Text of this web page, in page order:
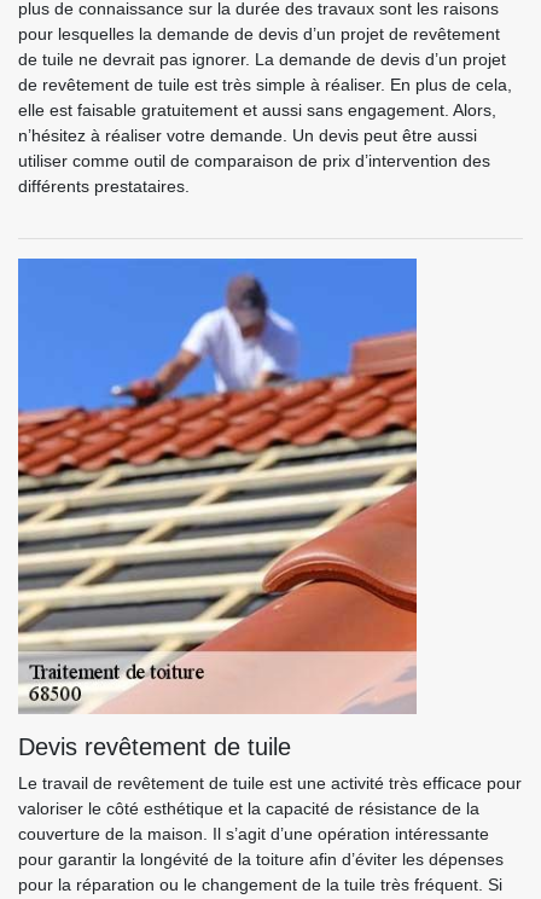
plus de connaissance sur la durée des travaux sont les raisons
pour lesquelles la demande de devis d’un projet de revêtement
de tuile ne devrait pas ignorer. La demande de devis d’un projet
de revêtement de tuile est très simple à réaliser. En plus de cela,
elle est faisable gratuitement et aussi sans engagement. Alors,
n’hésitez à réaliser votre demande. Un devis peut être aussi
utiliser comme outil de comparaison de prix d’intervention des
différents prestataires.
Devis revêtement de tuile
Le travail de revêtement de tuile est une activité très efficace pour
valoriser le côté esthétique et la capacité de résistance de la
couverture de la maison. Il s’agit d’une opération intéressante
pour garantir la longévité de la toiture afin d’éviter les dépenses
pour la réparation ou le changement de la tuile très fréquent. Si